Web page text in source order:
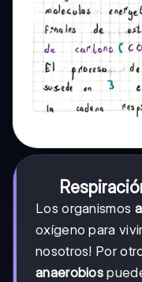
Los organismos
oxígeno para
nosotros! Por
anaerobios